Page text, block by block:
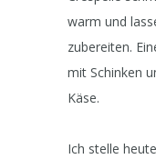
warm und
zubereiten.
mit Schinken
Käse.
Ich stelle